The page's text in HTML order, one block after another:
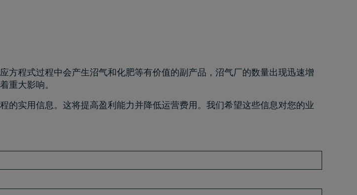
程式过程中会产生沼气和化肥等有价值的副产品，沼气厂的数量出现迅速增
重大影响。
实用信息。这将提高盈利能力并降低运营费用。我们希望这些信息对您的业